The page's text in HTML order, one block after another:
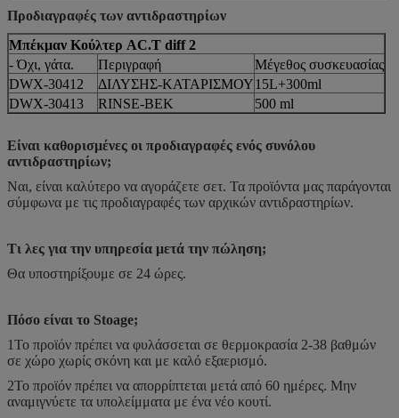
Προδιαγραφές των αντιδραστηρίων
Μπέκμαν Κούλτερ AC.T diff 2
- Όχι, γάτα.
Περιγραφή
Μέγεθος συσκευασίας
DWX-30412
ΔΙΛΥΣΗΣ-ΚΑΤΑΡΙΣΜΟΥ15L+300ml
DWX-30413
RINSE-BEK 500 ml
Είναι καθορισμένες οι προδιαγραφές ενός συνόλου
αντιδραστηρίων;
Ναι, είναι καλύτερο να αγοράζετε σετ. Τα προϊόντα μας παράγονται
σύμφωνα με τις προδιαγραφές των αρχικών αντιδραστηρίων.
Τι λες για την υπηρεσία μετά την πώληση;
Θα υποστηρίξουμε σε 24 ώρες.
Πόσο είναι το Stoage;
1Το προϊόν πρέπει να φυλάσσεται σε θερμοκρασία 2-38 βαθμών
σε χώρο χωρίς σκόνη και με καλό εξαερισμό.
2Το προϊόν πρέπει να απορρίπτεται μετά από 60 ημέρες. Μην
αναμιγνύετε τα υπολείμματα με ένα νέο κουτί.